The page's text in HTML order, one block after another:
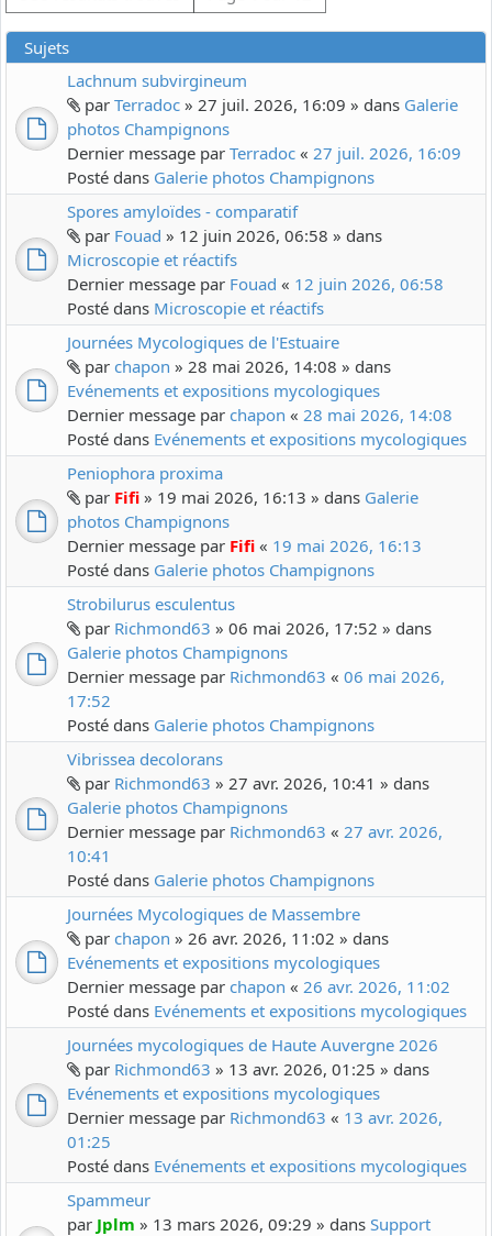
Sujets
Lachnum subvirgineum
par Terradoc » 27 juil. 2026, 16:09 » dans Galerie
photos Champignons
Dernier message par Terradoc « 27 juil. 2026, 16:09
Posté dans Galerie photos Champignons
Spores amyloïdes - comparatif
par Fouad » 12 juin 2026, 06:58 » dans
Microscopie et réactifs
Dernier message par Fouad « 12 juin 2026, 06:58
Posté dans Microscopie et réactifs
Journées Mycologiques de l'Estuaire
par chapon » 28 mai 2026, 14:08 » dans
Evénements et expositions mycologiques
Dernier message par chapon « 28 mai 2026, 14:08
Posté dans Evénements et expositions mycologiques
Peniophora proxima
par Fifi » 19 mai 2026, 16:13 » dans Galerie
photos Champignons
Dernier message par Fifi « 19 mai 2026, 16:13
Posté dans Galerie photos Champignons
Strobilurus esculentus
par Richmond63 » 06 mai 2026, 17:52 » dans
Galerie photos Champignons
Dernier message par Richmond63 « 06 mai 2026,
17:52
Posté dans Galerie photos Champignons
Vibrissea decolorans
par Richmond63 » 27 avr. 2026, 10:41 » dans
Galerie photos Champignons
Dernier message par Richmond63 « 27 avr. 2026,
10:41
Posté dans Galerie photos Champignons
Journées Mycologiques de Massembre
par chapon » 26 avr. 2026, 11:02 » dans
Evénements et expositions mycologiques
Dernier message par chapon « 26 avr. 2026, 11:02
Posté dans Evénements et expositions mycologiques
Journées mycologiques de Haute Auvergne 2026
par Richmond63 » 13 avr. 2026, 01:25 » dans
Evénements et expositions mycologiques
Dernier message par Richmond63 « 13 avr. 2026,
01:25
Posté dans Evénements et expositions mycologiques
Spammeur
par Jplm » 13 mars 2026, 09:29 » dans Support